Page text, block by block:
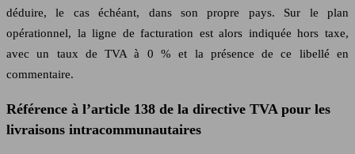
déduire, le cas échéant, dans son propre pays. Sur le plan
opérationnel, la ligne de facturation est alors indiquée hors taxe,
avec un taux de TVA à 0 % et la présence de ce libellé en
commentaire.
Référence à l’article 138 de la directive TVA pour les
livraisons intracommunautaires